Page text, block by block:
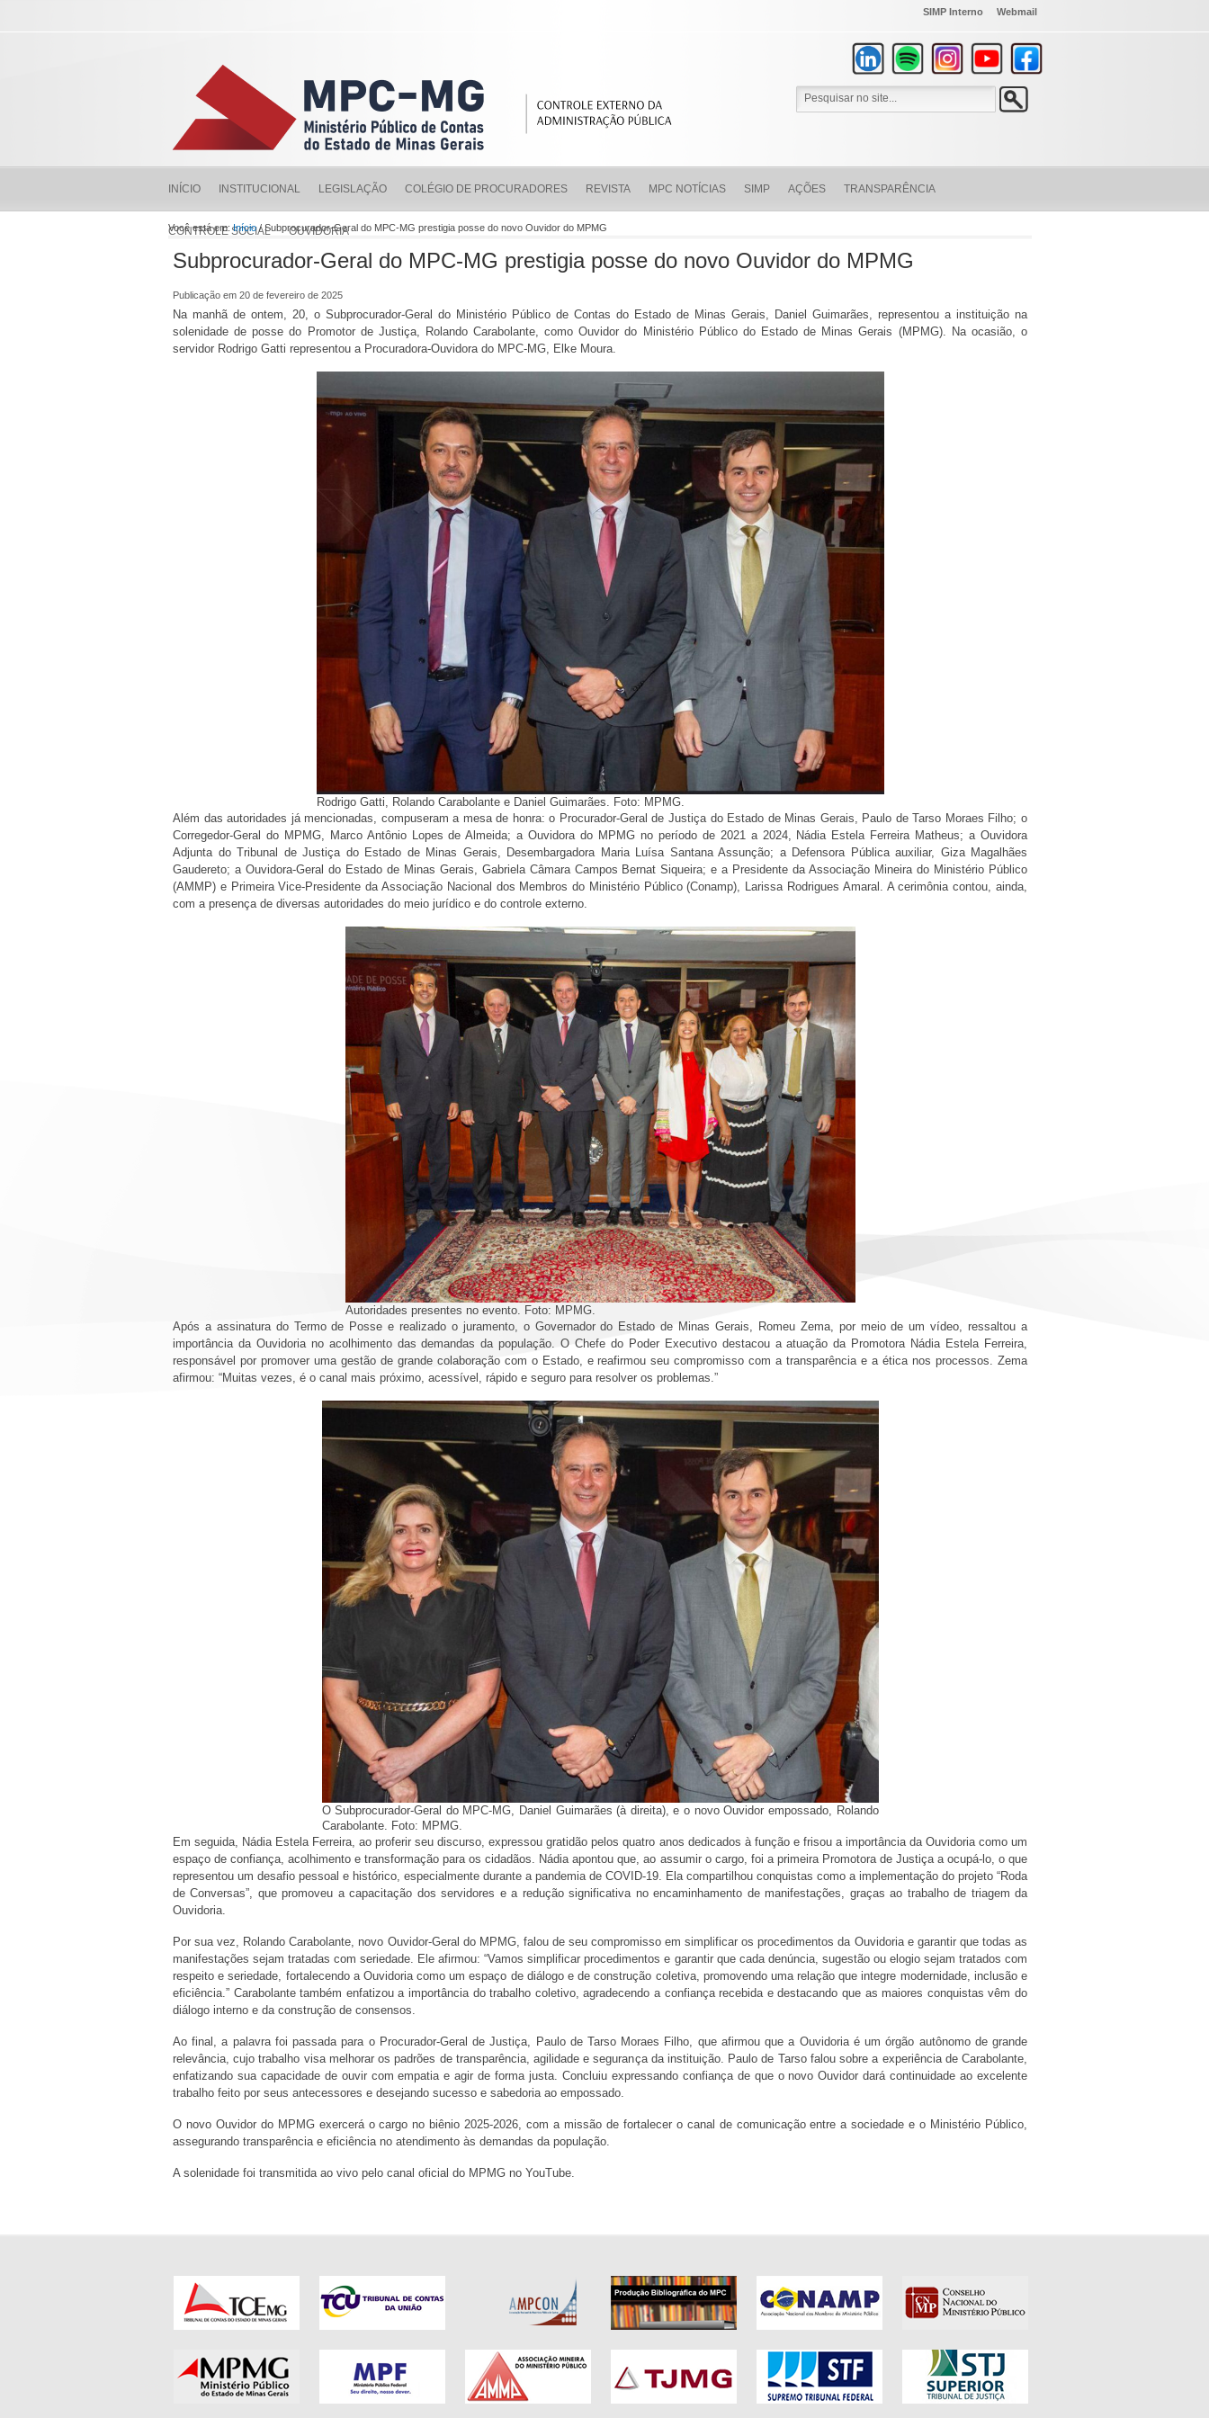
SIMP Interno Webmail
INÍCIO INSTITUCIONAL LEGISLAÇÃO COLÉGIO DE PROCURADORES REVISTA MPC NOTÍCIAS SIMP AÇÕES TRANSPARÊNCIA
CONTROLE SOCIAL OUVIDORIA
Você está em:Início/ Subprocurador-Geral do MPC-MG prestigia posse do novo Ouvidor do MPMG
Subprocurador-Geral do MPC-MG prestigia posse do novo Ouvidor do MPMG
Publicação em 20 de fevereiro de 2025
Na manhã de ontem, 20, o Subprocurador-Geral do Ministério Público de Contas do Estado de Minas Gerais, Daniel Guimarães, representou a instituição na
solenidade de posse do Promotor de Justiça, Rolando Carabolante, como Ouvidor do Ministério Público do Estado de Minas Gerais (MPMG). Na ocasião, o
servidor Rodrigo Gatti representou a Procuradora-Ouvidora do MPC-MG, Elke Moura.
Rodrigo Gatti, Rolando Carabolante e Daniel Guimarães. Foto: MPMG.
Além das autoridades já mencionadas, compuseram a mesa de honra: o Procurador-Geral de Justiça do Estado de Minas Gerais, Paulo de Tarso Moraes Filho; o
Corregedor-Geral do MPMG, Marco Antônio Lopes de Almeida; a Ouvidora do MPMG no período de 2021 a 2024, Nádia Estela Ferreira Matheus; a Ouvidora
Adjunta do Tribunal de Justiça do Estado de Minas Gerais, Desembargadora Maria Luísa Santana Assunção; a Defensora Pública auxiliar, Giza Magalhães
Gaudereto; a Ouvidora-Geral do Estado de Minas Gerais, Gabriela Câmara Campos Bernat Siqueira; e a Presidente da Associação Mineira do Ministério Público
(AMMP) e Primeira Vice-Presidente da Associação Nacional dos Membros do Ministério Público (Conamp), Larissa Rodrigues Amaral. A cerimônia contou, ainda,
com a presença de diversas autoridades do meio jurídico e do controle externo.
Autoridades presentes no evento. Foto: MPMG.
Após a assinatura do Termo de Posse e realizado o juramento, o Governador do Estado de Minas Gerais, Romeu Zema, por meio de um vídeo, ressaltou a
importância da Ouvidoria no acolhimento das demandas da população. O Chefe do Poder Executivo destacou a atuação da Promotora Nádia Estela Ferreira,
responsável por promover uma gestão de grande colaboração com o Estado, e reafirmou seu compromisso com a transparência e a ética nos processos. Zema
afirmou: “Muitas vezes, é o canal mais próximo, acessível, rápido e seguro para resolver os problemas.”
O Subprocurador-Geral do MPC-MG, Daniel Guimarães (à direita), e o novo Ouvidor empossado, Rolando
Carabolante. Foto: MPMG.
Em seguida, Nádia Estela Ferreira, ao proferir seu discurso, expressou gratidão pelos quatro anos dedicados à função e frisou a importância da Ouvidoria como um
espaço de confiança, acolhimento e transformação para os cidadãos. Nádia apontou que, ao assumir o cargo, foi a primeira Promotora de Justiça a ocupá-lo, o que
representou um desafio pessoal e histórico, especialmente durante a pandemia de COVID-19. Ela compartilhou conquistas como a implementação do projeto “Roda
de Conversas”, que promoveu a capacitação dos servidores e a redução significativa no encaminhamento de manifestações, graças ao trabalho de triagem da
Ouvidoria.
Por sua vez, Rolando Carabolante, novo Ouvidor-Geral do MPMG, falou de seu compromisso em simplificar os procedimentos da Ouvidoria e garantir que todas as
manifestações sejam tratadas com seriedade. Ele afirmou: “Vamos simplificar procedimentos e garantir que cada denúncia, sugestão ou elogio sejam tratados com
respeito e seriedade, fortalecendo a Ouvidoria como um espaço de diálogo e de construção coletiva, promovendo uma relação que integre modernidade, inclusão e
eficiência.” Carabolante também enfatizou a importância do trabalho coletivo, agradecendo a confiança recebida e destacando que as maiores conquistas vêm do
diálogo interno e da construção de consensos.
Ao final, a palavra foi passada para o Procurador-Geral de Justiça, Paulo de Tarso Moraes Filho, que afirmou que a Ouvidoria é um órgão autônomo de grande
relevância, cujo trabalho visa melhorar os padrões de transparência, agilidade e segurança da instituição. Paulo de Tarso falou sobre a experiência de Carabolante,
enfatizando sua capacidade de ouvir com empatia e agir de forma justa. Concluiu expressando confiança de que o novo Ouvidor dará continuidade ao excelente
trabalho feito por seus antecessores e desejando sucesso e sabedoria ao empossado.
O novo Ouvidor do MPMG exercerá o cargo no biênio 2025-2026, com a missão de fortalecer o canal de comunicação entre a sociedade e o Ministério Público,
assegurando transparência e eficiência no atendimento às demandas da população.
A solenidade foi transmitida ao vivo pelo canal oficial do MPMG no YouTube.